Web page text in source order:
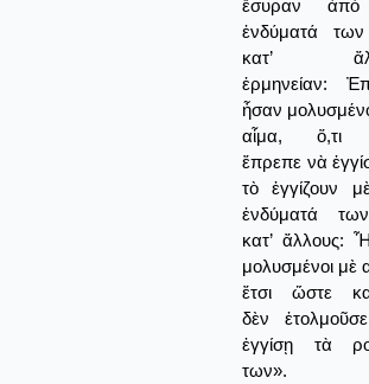
ἔσυραν
ἐνδύματά
κατ’
ἑρμηνείαν:
ἦσαν
αἷμα, ὅ,τι
ἔπρεπε νὰ
τὸ ἐγγίζουν
ἐνδύματά
κατ’ ἄλλους:
μολυσμένοι μὲ
ἔτσι ὥστε
δὲν
ἐγγίσῃ τὰ
των».